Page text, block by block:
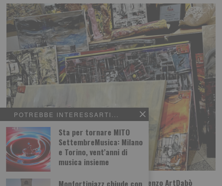
POTREBBE INTERESSARTI...
Sta per tornare MITO
SettembreMusica: Milano
e Torino, vent’anni di
musica insieme
Monfortinjazz chiude con
A Ivrea l’arte scende in strada con San Lorenzo ArtDabò